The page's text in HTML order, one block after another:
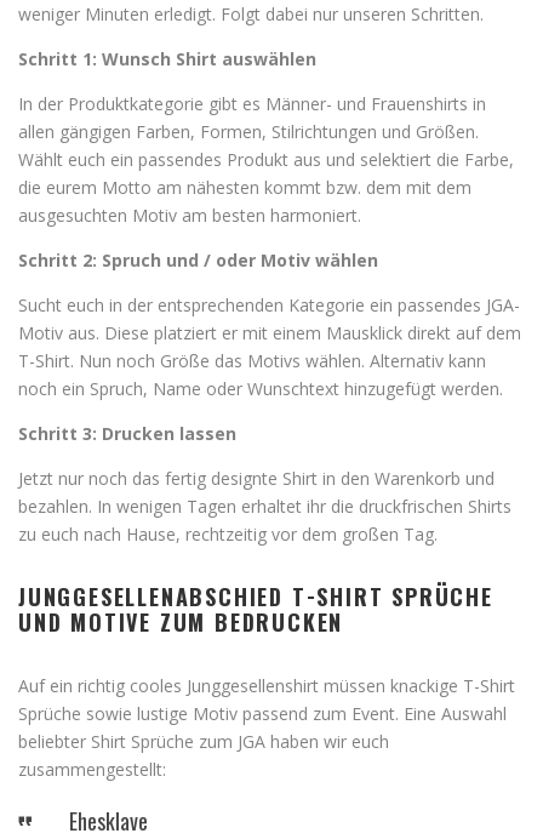
weniger Minuten erledigt. Folgt dabei nur unseren Schritten.
Schritt 1: Wunsch Shirt auswählen
In der Produktkategorie gibt es Männer- und Frauenshirts in
allen gängigen Farben, Formen, Stilrichtungen und Größen.
Wählt euch ein passendes Produkt aus und selektiert die Farbe,
die eurem Motto am nähesten kommt bzw. dem mit dem
ausgesuchten Motiv am besten harmoniert.
Schritt 2: Spruch und / oder Motiv wählen
Sucht euch in der entsprechenden Kategorie ein passendes JGA-
Motiv aus. Diese platziert er mit einem Mausklick direkt auf dem
T-Shirt. Nun noch Größe das Motivs wählen. Alternativ kann
noch ein Spruch, Name oder Wunschtext hinzugefügt werden.
Schritt 3: Drucken lassen
Jetzt nur noch das fertig designte Shirt in den Warenkorb und
bezahlen. In wenigen Tagen erhaltet ihr die druckfrischen Shirts
zu euch nach Hause, rechtzeitig vor dem großen Tag.
JUNGGESELLENABSCHIED T-SHIRT SPRÜCHE
UND MOTIVE ZUM BEDRUCKEN
Auf ein richtig cooles Junggesellenshirt müssen knackige T-Shirt
Sprüche sowie lustige Motiv passend zum Event. Eine Auswahl
beliebter Shirt Sprüche zum JGA haben wir euch
zusammengestellt:
Ehesklave